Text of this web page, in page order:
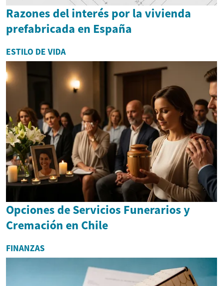
Razones del interés por la vivienda
prefabricada en España
ESTILO DE VIDA
Opciones de Servicios Funerarios y
Cremación en Chile
FINANZAS